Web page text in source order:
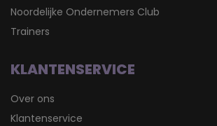
Noordelijke Ondernemers Club
Trainers
KLANTENSERVICE
Over ons
Klantenservice